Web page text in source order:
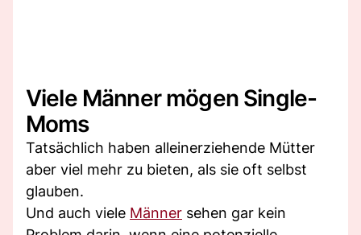
Viele Männer mögen Single-
Moms
Tatsächlich haben alleinerziehende Mütter
aber viel mehr zu bieten, als sie oft selbst
glauben.
Und auch viele Männer sehen gar kein